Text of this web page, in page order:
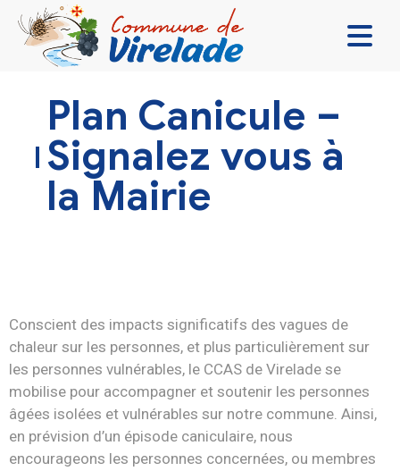
VIVRE ENSEMBLE
SE DIVERTIR
DÉCOUVRIR
Plan Canicule –
Signalez vous à
la Mairie
Conscient des impacts significatifs des vagues de
chaleur sur les personnes, et plus particulièrement sur
les personnes vulnérables, le CCAS de Virelade se
mobilise pour accompagner et soutenir les personnes
âgées isolées et vulnérables sur notre commune. Ainsi,
en prévision d’un épisode caniculaire, nous
encourageons les personnes concernées, ou membres